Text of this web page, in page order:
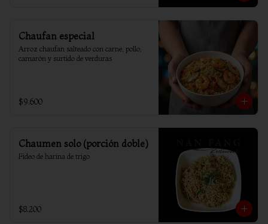
Chaufan especial
Arroz chaufan salteado con carne, pollo,
camarón y surtido de verduras
$9.600
Chaumen solo (porción doble)
Fideo de harina de trigo
$8.200